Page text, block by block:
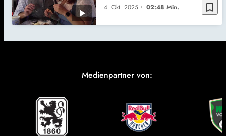
bookmark_border
4. Okt. 2025 02:48 Min.
Medienpartner von: